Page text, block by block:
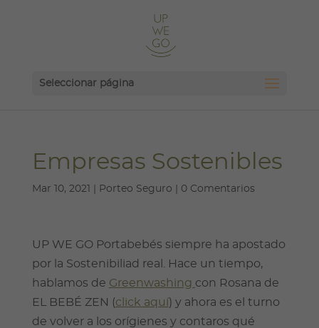
Seleccionar página
Empresas Sostenibles
Mar 10, 2021 Porteo Seguro 0 Comentarios
UP WE GO Portabebés siempre ha apostado
por la Sostenibiliad real. Hace un tiempo,
hablamos de Greenwashing con Rosana de
EL BEBÉ ZEN (click aquí) y ahora es el turno
de volver a los orígienes y contaros qué